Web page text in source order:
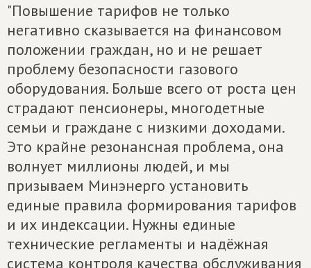
"Повышение тарифов не только
негативно сказывается на финансовом
положении граждан, но и не решает
проблему безопасности газового
оборудования. Больше всего от роста цен
страдают пенсионеры, многодетные
семьи и граждане с низкими доходами.
Это крайне резонансная проблема, она
волнует миллионы людей, и мы
призываем Минэнерго установить
единые правила формирования тарифов
и их индексации. Нужны единые
технические регламенты и надёжная
система контроля качества обслуживания